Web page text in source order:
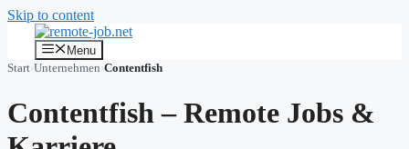
Skip to content
Menu
Start›Unternehmen›Contentfish
Contentfish – Remote Jobs &